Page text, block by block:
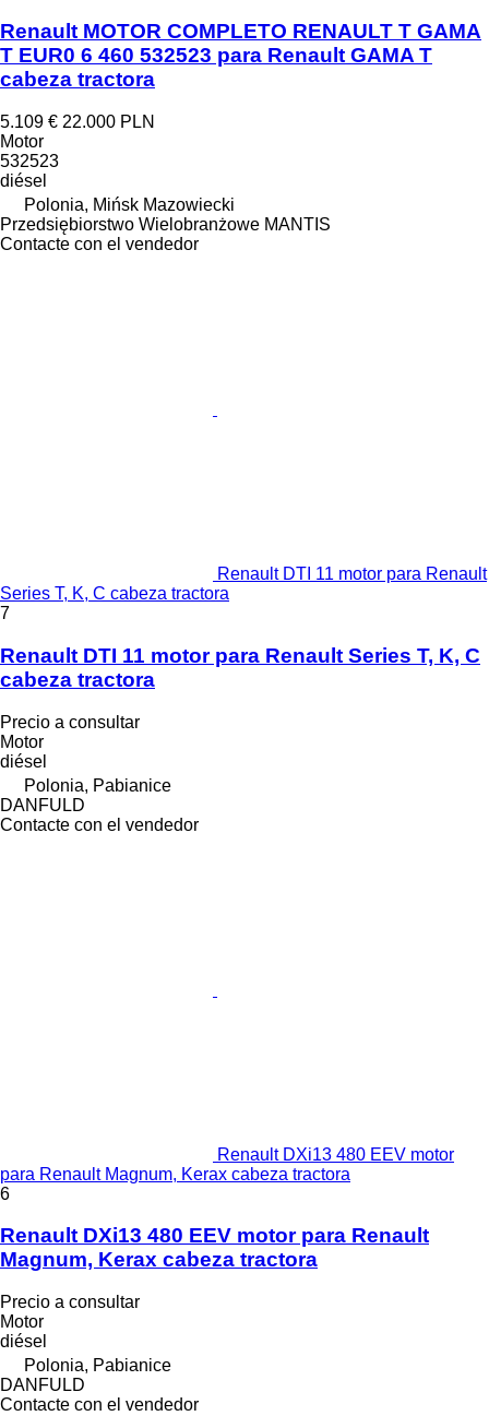
Renault MOTOR COMPLETO RENAULT T GAMA
T EUR0 6 460 532523 para Renault GAMA T
cabeza tractora
5.109 € 22.000 PLN
Motor
532523
diésel
Polonia, Mińsk Mazowiecki
Przedsiębiorstwo Wielobranżowe MANTIS
Contacte con el vendedor
Renault DTI 11 motor para Renault
Series T, K, C cabeza tractora
7
Renault DTI 11 motor para Renault Series T, K, C
cabeza tractora
Precio a consultar
Motor
diésel
Polonia, Pabianice
DANFULD
Contacte con el vendedor
Renault DXi13 480 EEV motor
para Renault Magnum, Kerax cabeza tractora
6
Renault DXi13 480 EEV motor para Renault
Magnum, Kerax cabeza tractora
Precio a consultar
Motor
diésel
Polonia, Pabianice
DANFULD
Contacte con el vendedor